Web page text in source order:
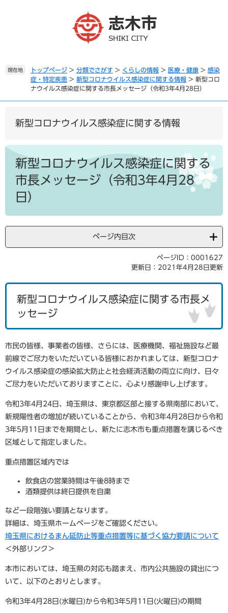
本
現在地 トップページ > 分類でさがす > くらしの情報 > 医療・健康 > 感染
症・特定疾患 > 新型コロナウイルス感染症に関する情報 > 新型コロ
ナウイルス感染症に関する市長メッセージ（令和3年4月28日）
新型コロナウイルス感染症に関する情報
本
新型コロナウイルス感染症に関する
市長メッセージ（令和3年4月28
日）
ページ内目次
ページID：0001627
更新日：2021年4月28日更新
新型コロナウイルス感染症に関する市長メ
ッセージ
市民の皆様、事業者の皆様、さらには、医療機関、福祉施設など最
前線でご尽力をいただいている皆様におかれましては、新型コロナ
ウイルス感染症の感染拡大防止と社会経済活動の両立に向け、日々
ご尽力をいただいておりますことに、心より感謝申し上げます。
令和3年4月24日、埼玉県は、東京都区部と接する県南部において、
新規陽性者の増加が続いていることから、令和3年4月28日から令和
3年5月11日までを期間とし、新たに志木市も重点措置を講じるべき
区域として指定しました。
重点措置区域内では
飲食店の営業時間は午後8時まで
酒類提供は終日提供を自粛
など一段階強い要請となります。
詳細は、埼玉県ホームページをご確認ください。
埼玉県におけるまん延防止等重点措置等に基づく協力要請について
＜外部リンク＞
本市においては、埼玉県の対応も踏まえ、市内公共施設の貸出につ
いて、以下のとおりとします。
令和3年4月28日(水曜日)から令和3年5月11日(火曜日)の期間